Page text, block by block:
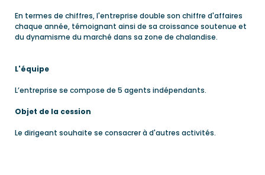
En termes de chiffres, l'entreprise double son chiffre d'affaires
chaque année, témoignant ainsi de sa croissance soutenue et
du dynamisme du marché dans sa zone de chalandise.
L'équipe
L’entreprise se compose de 5 agents indépendants.
Objet de la cession
Le dirigeant souhaite se consacrer à d'autres activités.